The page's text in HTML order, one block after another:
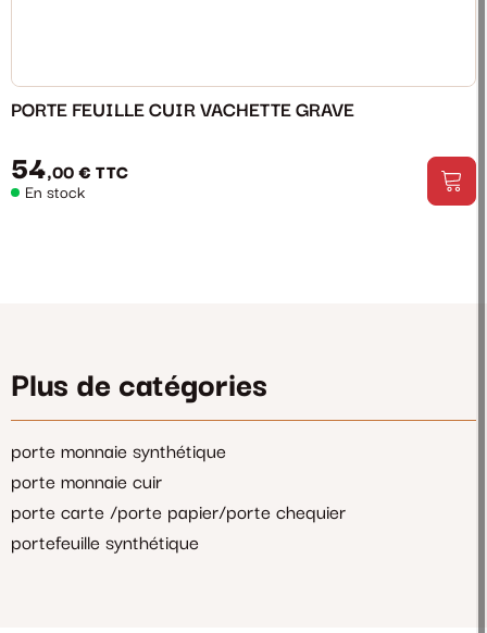
PORTE FEUILLE CUIR VACHETTE GRAVE
54,00 € TTC
En stock
Plus de catégories
porte monnaie synthétique
porte monnaie cuir
porte carte /porte papier/porte chequier
portefeuille synthétique